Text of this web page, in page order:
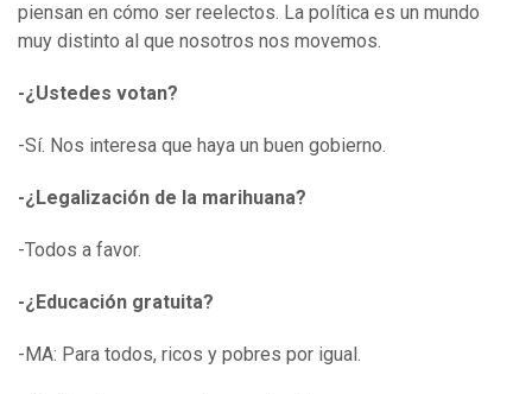
piensan en cómo ser reelectos. La política es un mundo
muy distinto al que nosotros nos movemos.
-¿Ustedes votan?
-Sí. Nos interesa que haya un buen gobierno.
-¿Legalización de la marihuana?
-Todos a favor.
-¿Educación gratuita?
-MA: Para todos, ricos y pobres por igual.